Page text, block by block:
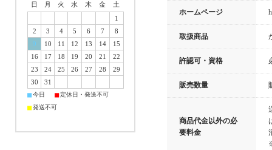
ホームページ
取扱商品
許認可・資格
販売数量
商品代金以外の必
要料金
日 月 火 水 木 金
土
1
2
3 4 5 6 7
8
9
10 11 12 13 14
15
16
17 18 19 20 21
22
23
24 25 26 27 28
29
30
31
■今日 ■定休日・発送不可
■発送不可